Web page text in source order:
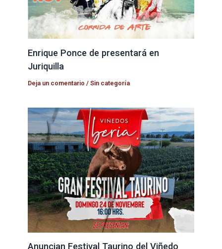
Enrique Ponce de presentará en
Juriquilla
Deja un comentario /Sin categoría
Anuncian Festival Taurino del Viñedo